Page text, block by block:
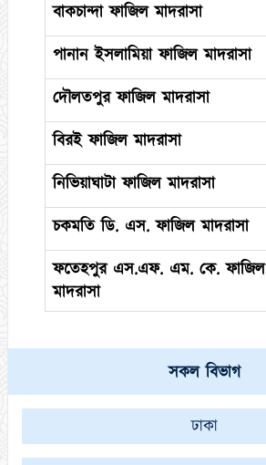
বাকচান্দা ফাজিল মাদরাসা
পানান ইসলামিয়া ফাজিল মাদরাসা
দৌলতপুর ফাজিল মাদরাসা
বিরই ফাজিল মাদরাসা
নিভিয়াঘাটা ফাজিল মাদরাসা
চকমতি ডি. এস. ফাজিল মাদরাসা
ফতেহপুর এস.এফ. এম. কে. ফাজিল
মাদরাসা
সকল বিভাগ
ঢাকা